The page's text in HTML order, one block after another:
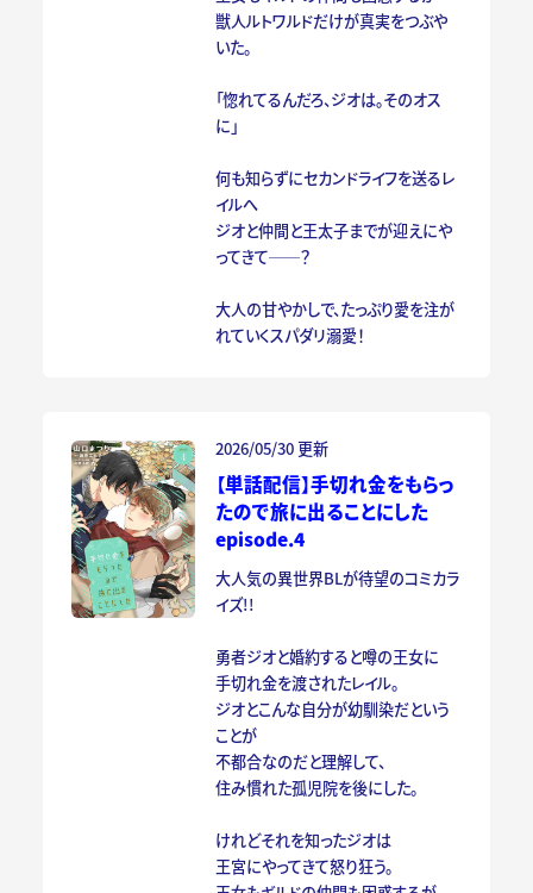
獣人ルトワルドだけが真実をつぶや
いた。
「惚れてるんだろ、ジオは。そのオス
に」
何も知らずにセカンドライフを送るレ
イルへ
ジオと仲間と王太子までが迎えにや
ってきて──？
大人の甘やかしで、たっぷり愛を注が
れていくスパダリ溺愛！
2026/05/30 更新
【単話配信】手切れ金をもらっ
たので旅に出ることにした
episode.4
大人気の異世界BLが待望のコミカラ
イズ!!
勇者ジオと婚約すると噂の王女に
手切れ金を渡されたレイル。
ジオとこんな自分が幼馴染だという
ことが
不都合なのだと理解して、
住み慣れた孤児院を後にした。
けれどそれを知ったジオは
王宮にやってきて怒り狂う。